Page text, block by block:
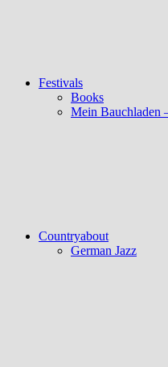
Festivals
Books
Mein Bauchladen
Countryabout
German Jazz